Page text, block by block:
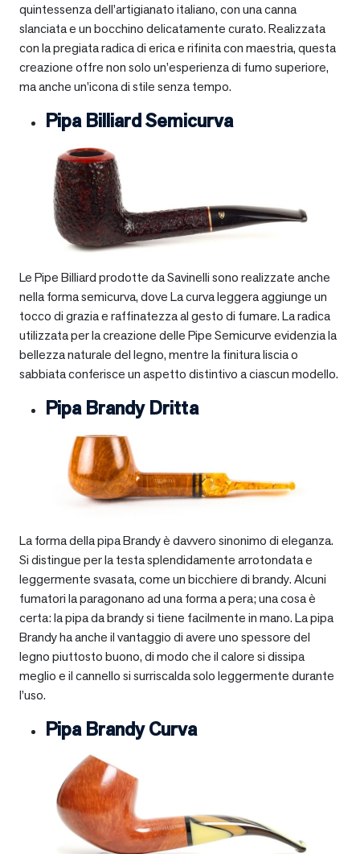
quintessenza dell’artigianato italiano, con una canna
slanciata e un bocchino delicatamente curato. Realizzata
con la pregiata radica di erica e rifinita con maestria, questa
creazione offre non solo un’esperienza di fumo superiore,
ma anche un’icona di stile senza tempo.
Pipa Billiard Semicurva
Le Pipe Billiard prodotte da Savinelli sono realizzate anche
nella forma semicurva, dove La curva leggera aggiunge un
tocco di grazia e raffinatezza al gesto di fumare. La radica
utilizzata per la creazione delle Pipe Semicurve evidenzia la
bellezza naturale del legno, mentre la finitura liscia o
sabbiata conferisce un aspetto distintivo a ciascun modello.
Pipa Brandy Dritta
La forma della pipa Brandy è davvero sinonimo di eleganza.
Si distingue per la testa splendidamente arrotondata e
leggermente svasata, come un bicchiere di brandy. Alcuni
fumatori la paragonano ad una forma a pera; una cosa è
certa: la pipa da brandy si tiene facilmente in mano. La pipa
Brandy ha anche il vantaggio di avere uno spessore del
legno piuttosto buono, di modo che il calore si dissipa
meglio e il cannello si surriscalda solo leggermente durante
l’uso.
Pipa Brandy Curva